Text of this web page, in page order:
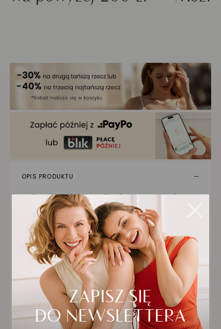
OPIS PRODUKTU
srebrne spinki do mankietów z wypełnieniem w
kolorze złotym to stylowy i nowoczesny
dodatek zarówno dla mężczyzn, jak i kobiet. Te
unisex spinki do mankietów wykonane są z
wysokiej jakości srebra próby 925, co zapewnia
trwałość i elegancki wygląd. Idealne na każdą
okazję, dodadzą wyjątkowego charakteru
każdej stylizacji. Nowoczesna biżuteria od
Jubiler Schubert to doskonały wybór dla osób
ceniących sobie elegancję i wyrafinowany styl.
SZCZEGÓŁY PRODUKTU